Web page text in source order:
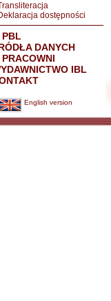
dostępności
PBL
DANYCH
PRACOWNI
IBL
English version